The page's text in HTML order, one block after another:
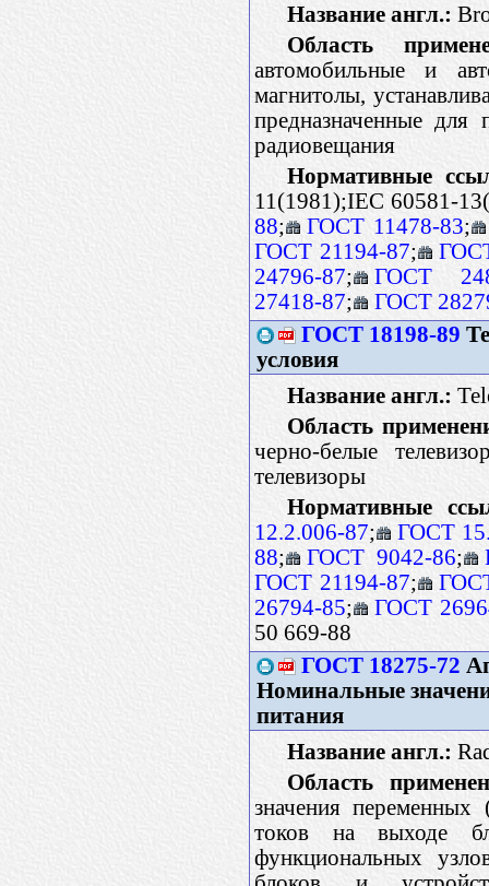
Название англ.:
Область
автомобильные и
магнитолы,
предназначенные для
радиовещания
Нормативные
11(1981);IEC 60581-
88; ГОСТ 11478-83;
ГОСТ 21194-87;
24796-87;
ГОСТ
27418-87;
ГОСТ
ГОСТ 18198-89
условия
Название англ.:
Область
черно-белые
телевизоры
Нормативные
12.2.006-87;
ГОСТ
88; ГОСТ 9042-86;
ГОСТ 21194-87;
26794-85;
ГОСТ
50 669-88
ГОСТ 18275-72
Номинальные
питания
Название англ.:
Область
значения
токов на выходе
функциональных